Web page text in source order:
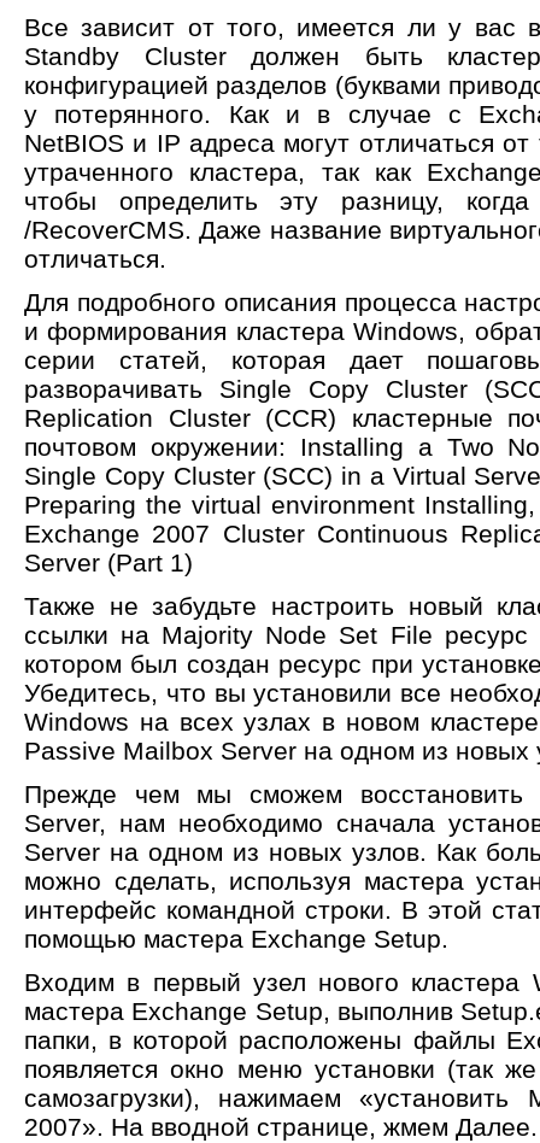
Все зависит от того, имеется ли у вас
Standby Cluster должен быть
конфигурацией разделов (буквами
у потерянного. Как и в случае с
NetBIOS и IP адреса могут отличаться
утраченного кластера, так как
чтобы определить эту разницу,
/RecoverCMS. Даже название
отличаться.
Для подробного описания процесса
и формирования кластера Windows,
серии статей, которая дает
разворачивать Single Copy Cluster
Replication Cluster (CCR) кластерные
почтовом окружении: Installing a Two
Single Copy Cluster (SCC) in a Virtual
Preparing the virtual environment
Exchange 2007 Cluster Continuous
Server (Part 1)
Также не забудьте настроить новый
ссылки на Majority Node Set File ресурс
котором был создан ресурс при
Убедитесь, что вы установили все
Windows на всех узлах в новом
Passive Mailbox Server на одном из новых
Прежде чем мы сможем восстановить
Server, нам необходимо сначала
Server на одном из новых узлов. Как
можно сделать, используя мастера
интерфейс командной строки. В этой
помощью мастера Exchange Setup.
Входим в первый узел нового кластера
мастера Exchange Setup, выполнив
папки, в которой расположены файлы
появляется окно меню установки (так
самозагрузки), нажимаем «установить
2007». На вводной странице, жмем Далее.